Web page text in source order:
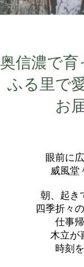
奥信濃で育
ふる里で
お
眼前に
威風堂
朝、起き
四季折々
仕事
木立が
時刻